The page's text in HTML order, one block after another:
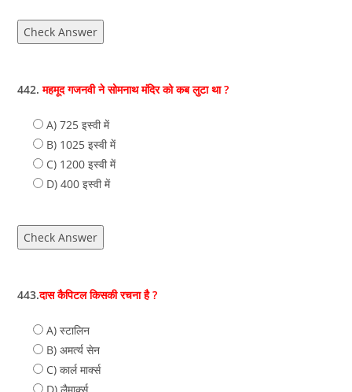
Check Answer
442. महमूद गजनवी ने सोमनाथ मंदिर को कब लुटा था ?
A) 725 इस्वी में
B) 1025 इस्वी में
C) 1200 इस्वी में
D) 400 इस्वी में
Check Answer
443.दास कैपिटल किसकी रचना है ?
A) स्‍टालिन
B) अमर्त्‍य सेन
C) कार्ल मार्क्स